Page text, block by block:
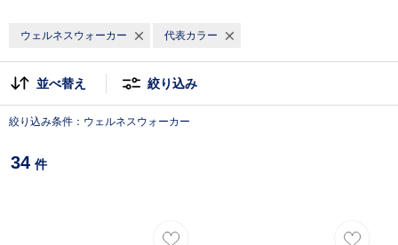
ウェルネスウォーカー 代表カラー
並べ替え 絞り込み
絞り込み条件：ウェルネスウォーカー
34